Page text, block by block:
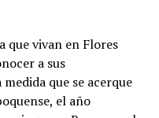
que vivan en Flores
a sus
que se acerque
el año